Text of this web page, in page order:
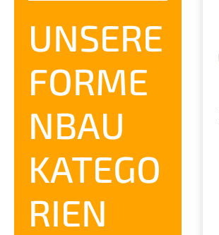
UNSERE
FORME
NBAU
KATEGO
RIEN